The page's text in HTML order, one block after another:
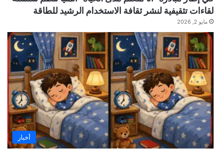
لقاءات تثقيفية لنشر ثقافة الاستخدام الرشيد للطاقة
مايو 2, 2026
أخبار